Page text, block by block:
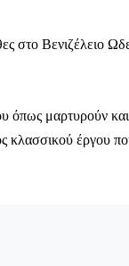
στο Βενιζέλειο
όπως μαρτυρούν και
κλασσικού έργου